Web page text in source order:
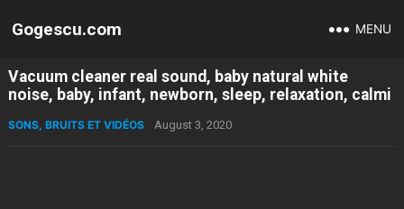
Gogescu.com MENU
Vacuum cleaner real sound, baby natural white
noise, baby, infant, newborn, sleep, relaxation, calmi
SONS, BRUITS ET VIDÉOS August 3, 2020